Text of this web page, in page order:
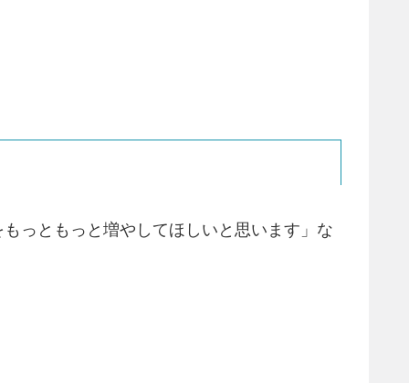
っともっと増やしてほしいと思います」な